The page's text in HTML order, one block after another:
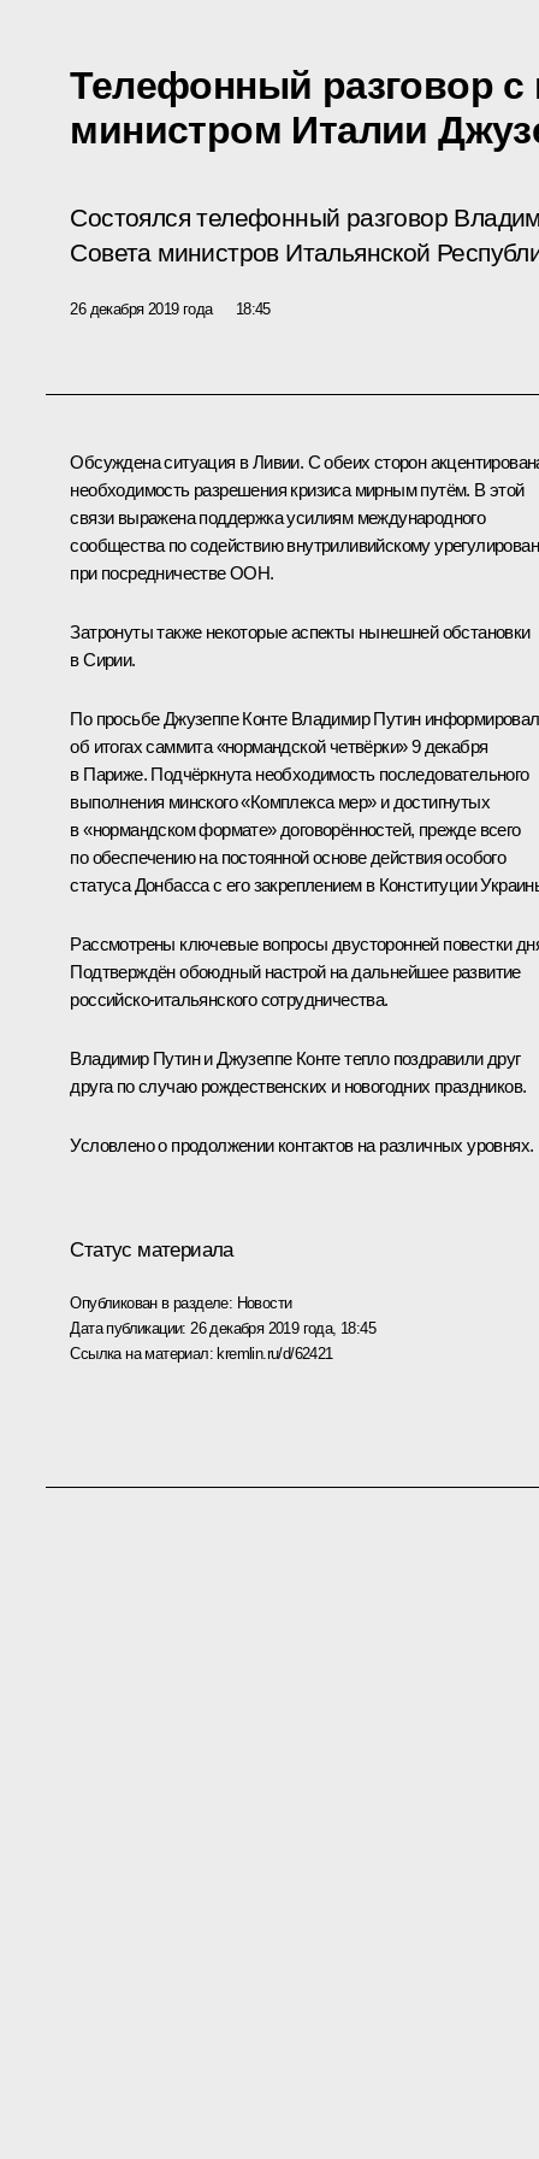
Телефонный разговор с
министром Италии
Состоялся телефонный разговор
Совета министров Итальянской
26 декабря 2019 года 18:45
Обсуждена ситуация в Ливии. С обеих сторон
необходимость разрешения кризиса мирным путём. В этой
связи выражена поддержка усилиям международного
сообщества по содействию внутриливийскому
при посредничестве ООН.
Затронуты также некоторые аспекты нынешней обстановки
в Сирии.
По просьбеДжузеппе КонтеВладимир Путин информировал
об итогах саммита «нормандской четвёрки» 9 декабря
в Париже. Подчёркнута необходимость последовательного
выполнения минского «Комплекса мер» и достигнутых
в «нормандском формате» договорённостей, прежде всего
по обеспечению на постоянной основе действия особого
статуса Донбасса с его закреплением в Конституции
Рассмотрены ключевые вопросы двусторонней повестки
Подтверждён обоюдный настрой на дальнейшее развитие
российско-итальянского сотрудничества.
Владимир Путин и Джузеппе Конте тепло поздравили друг
друга по случаю рождественских и новогодних праздников.
Условлено о продолжении контактов на различных уровнях.
Статус материала
Опубликован в разделе: Новости
Дата публикации: 26 декабря 2019 года, 18:45
Ссылка на материал: kremlin.ru/d/62421